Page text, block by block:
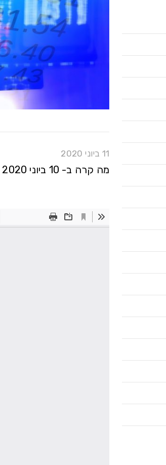
11 ביוני 2020
מה קרה ב- 10 ביוני 2020 בבורסאות?